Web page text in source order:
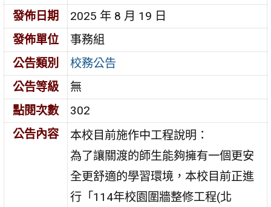
發佈日期
2025 年 8 月 19 日
發佈單位
事務組
公告類別
校務公告
公告等級
無
點閱次數
302
公告內容
本校目前施作中工程說明：
為了讓關渡的師生能夠擁有一個更安
全更舒適的學習環境，本校目前正進
行「114年校園圍牆整修工程(北